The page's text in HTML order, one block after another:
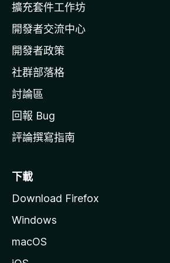
a
官
網
擴充套件工作坊
開發者交流中心
開發者政策
社群部落格
討論區
回報 Bug
評論撰寫指南
下載
Download Firefox
Windows
macOS